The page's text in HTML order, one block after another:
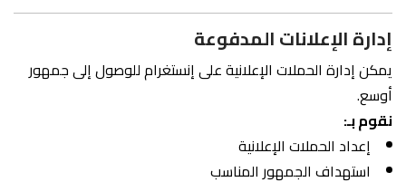
إدارة الإعلانات المدفوعة
يمكن إدارة الحملات الإعلانية على إنستغرام للوصول إلى جمهور
أوسع.
نقوم بـ:
إعداد الحملات الإعلانية
استهداف الجمهور المناسب